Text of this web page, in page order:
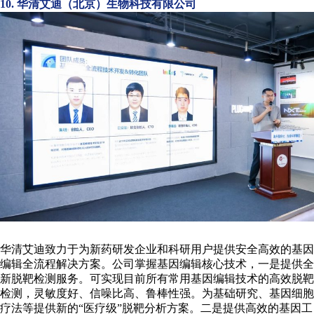
10. 华清艾迪（北京）生物科技有限公司
华清艾迪致力于为新药研发企业和科研用户提供安全高效的基因
编辑全流程解决方案。公司掌握基因编辑核心技术，一是提供全
新脱靶检测服务。可实现目前所有常用基因编辑技术的高效脱靶
检测，灵敏度好、信噪比高、鲁棒性强。为基础研究、基因细胞
疗法等提供新的“医疗级”脱靶分析方案。二是提供高效的基因工